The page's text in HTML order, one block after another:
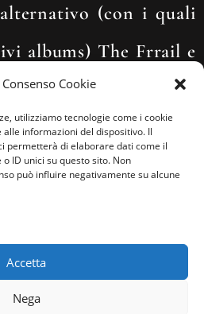
Cookie
utilizziamo tecnologie come i cookie
informazioni del dispositivo. Il
permetterà di elaborare dati come il
ID unici su questo sito. Non
può influire negativamente su alcune
Accetta
Nega
(con i quali
albums) The Frrail e
alla pratica della
che esplora sia in
(con il progetto
Contemporary Project.